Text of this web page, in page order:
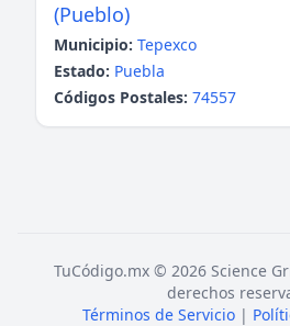
(Pueblo)
Municipio: Tepexco
Estado: Puebla
Códigos Postales: 74557
TuCódigo.mx © 2026 Science
derechos
Términos de Servicio |